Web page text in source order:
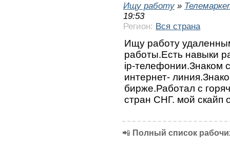
Ищу работу »
19:53
Регион: Вся страна
Ищу работу
работы.Есть навыки
ip-телефонии.Знаком
интернет-
бирже.Работал с
стран СНГ. мой скайп
📲 Полный список